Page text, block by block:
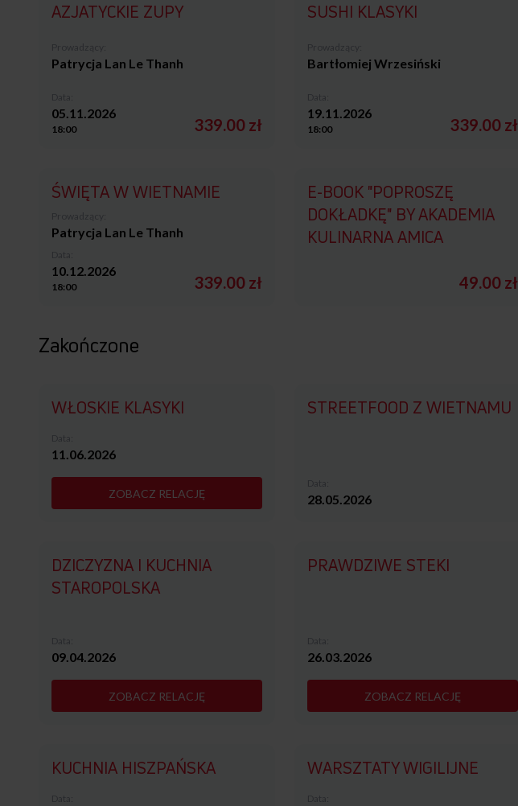
AZJATYCKIE ZUPY
Patrycja Lan Le Thanh
05.11.2026
18:00 339.00 zł
SUSHI KLASYKI
Bartłomiej Wrzesiński
19.11.2026
18:00 339.00 zł
ŚWIĘTA W WIETNAMIE
Patrycja Lan Le Thanh
10.12.2026
18:00 339.00 zł
E-BOOK "POPROSZĘ
DOKŁADKĘ" BY AKADEMIA
KULINARNA AMICA
49.00 zł
Zakończone
WŁOSKIE KLASYKI
11.06.2026
ZOBACZ RELACJĘ
STREETFOOD Z WIETNAMU
28.05.2026
DZICZYZNA I KUCHNIA
STAROPOLSKA
09.04.2026
ZOBACZ RELACJĘ
PRAWDZIWE STEKI
26.03.2026
ZOBACZ RELACJĘ
KUCHNIA HISZPAŃSKA WARSZTATY WIGILIJNE